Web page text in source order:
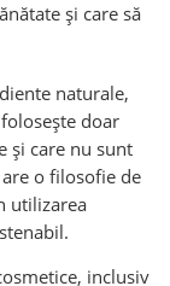
și care să
naturale,
doar
și care nu sunt
are o filosofie de
utilizarea
inclusiv